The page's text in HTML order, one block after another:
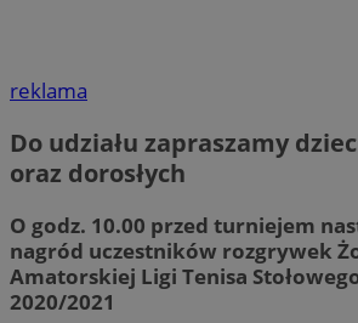
reklama
Do udziału zapraszamy
oraz dorosłych
O godz. 10.00 przed turniejem
nagród uczestników rozgrywek
Amatorskiej Ligi Tenisa
2020/2021